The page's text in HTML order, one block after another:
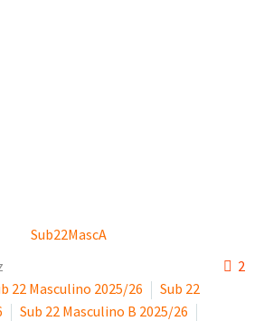
2
22 Masculino 2025/26
Sub 22
Sub 22 Masculino B 2025/26